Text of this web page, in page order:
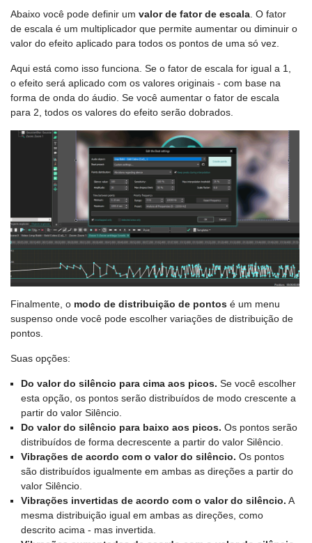
Abaixo você pode definir um valor de fator de escala . O fator
de escala é um multiplicador que permite aumentar ou diminuir o
valor do efeito aplicado para todos os pontos de uma só vez.
Aqui está como isso funciona. Se o fator de escala for igual a 1,
o efeito será aplicado com os valores originais - com base na
forma de onda do áudio. Se você aumentar o fator de escala
para 2, todos os valores do efeito serão dobrados.
Finalmente, o modo de distribuição de pontos é um menu
suspenso onde você pode escolher variações de distribuição de
pontos.
Suas opções:
Do valor do silêncio para cima aos picos. Se você escolher
esta opção, os pontos serão distribuídos de modo crescente a
partir do valor Silêncio.
Do valor do silêncio para baixo aos picos. Os pontos serão
distribuídos de forma decrescente a partir do valor Silêncio.
Vibrações de acordo com o valor do silêncio. Os pontos
são distribuídos igualmente em ambas as direções a partir do
valor Silêncio.
Vibrações invertidas de acordo com o valor do silêncio. A
mesma distribuição igual em ambas as direções, como
descrito acima - mas invertida.